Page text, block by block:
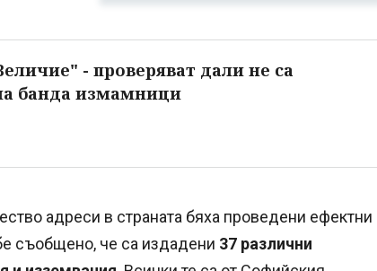
- проверяват дали не са
банда измамници
адреси в страната бяха проведени ефектни
съобщено, че са издадени 37 различни